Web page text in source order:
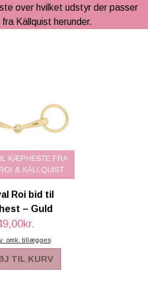
HOBBY HORSE
& TILBEHØR
& SPISETID
HEST & TILBEHØR
& TILBEHØR
& PUNGE
HESTE TING
BABY
over hvilket udstyr der passer
Källquist herunder.
KÆPHESTE FRA
& KÄLLQUIST
Roi bid til
– Guld
omk. tillægges
TIL KURV